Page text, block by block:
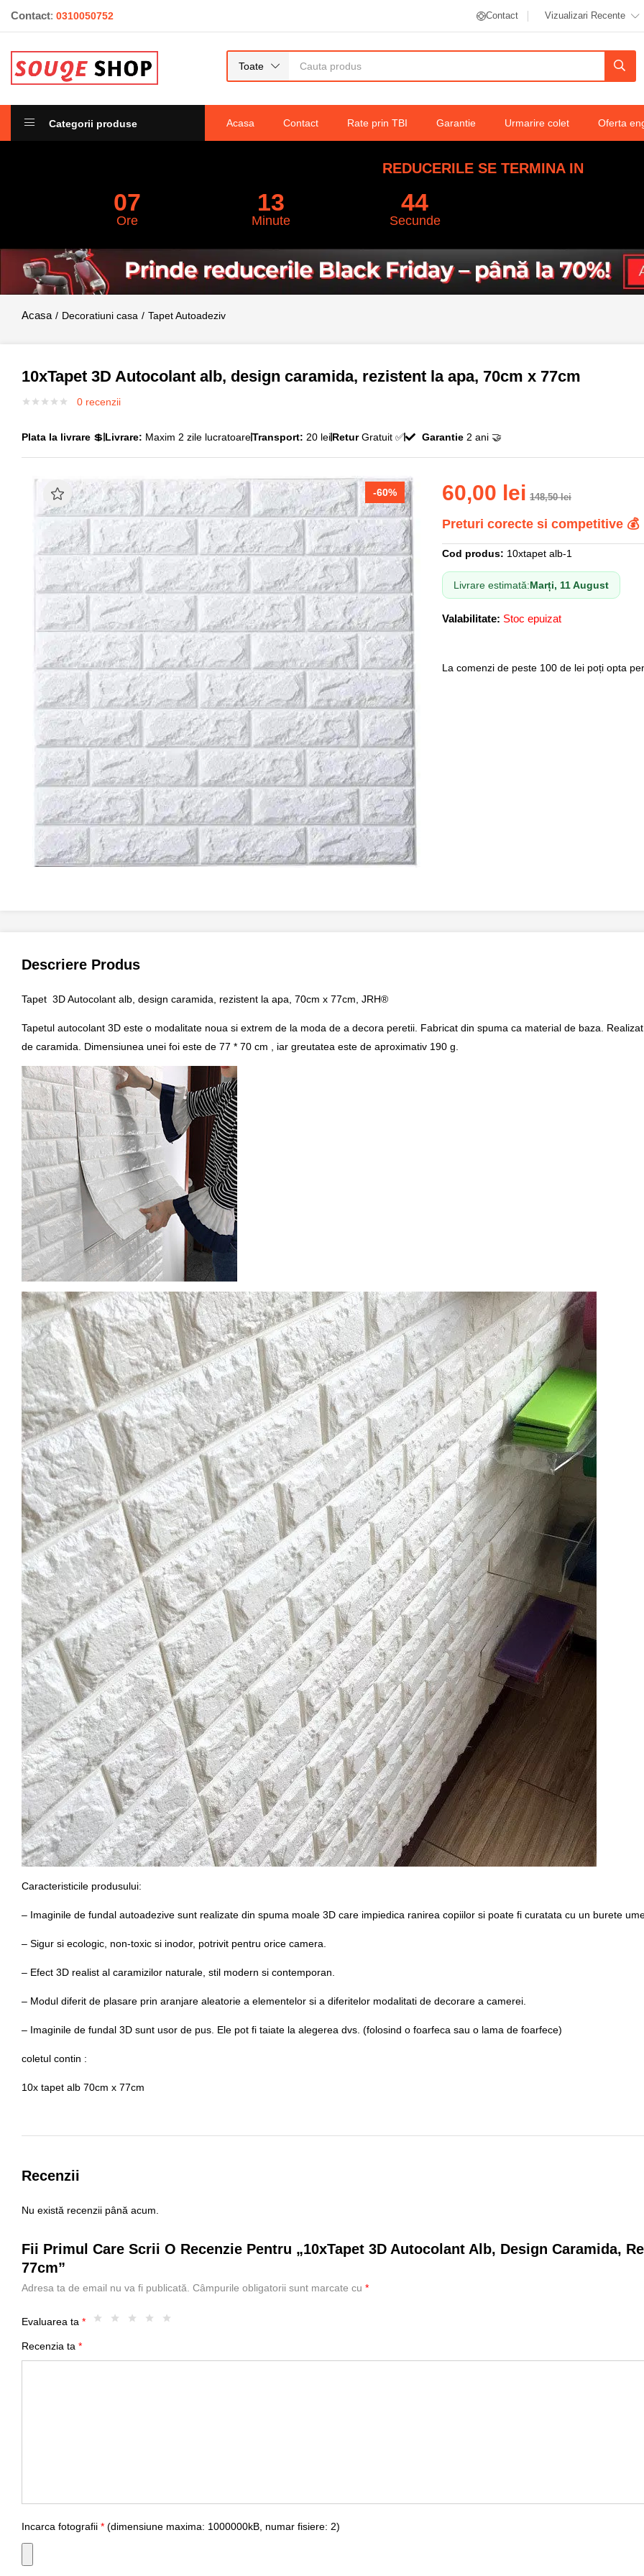
Contact: 0310050752 Contact Vizualizari Recente
Toate
Categorii produse Acasa Contact Rate prin TBI Garantie Urmarire colet Oferta
REDUCERILE SE TERMINA IN
07
Ore
13
Minute
43
Secunde
10xTapet 3D Autocolant alb, design caramida, rezistent la apa, 70cm x 77cm
Decoratiuni casa Tapet Autoadeziv
10xTapet 3D Autocolant alb, design caramida, rezistent la apa, 70cm x 77cm
0 recenzii
Plata la livrare 💲 Livrare: Maxim 2 zile lucratoareTransport: 20 leiReturGratuit ✅ Garantie2 ani 🤝
-60% 60,00 lei 148,50lei
Preturi corecte si competitive 💰
Cod produs: 10xtapet alb-1
Livrare estimată:Marți, 11 August
Valabilitate: Stoc epuizat
La comenzi de peste 100 de lei poți opta
Descriere Produs
Tapet 3D Autocolant alb, design caramida, rezistent la apa, 70cm x 77cm, JRH®
Tapetul autocolant 3D este o modalitate noua si extrem de la moda de a decora peretii. Fabricat din spuma ca material de baza.
de caramida. Dimensiunea unei foi este de 77 * 70 cm , iar greutatea este de aproximativ 190 g.
Caracteristicile produsului:
– Imaginile de fundal autoadezive sunt realizate din spuma moale 3D care impiedica ranirea copiilor si poate fi curatata cu un burete
– Sigur si ecologic, non-toxic si inodor, potrivit pentru orice camera.
– Efect 3D realist al caramizilor naturale, stil modern si contemporan.
– Modul diferit de plasare prin aranjare aleatorie a elementelor si a diferitelor modalitati de decorare a camerei.
– Imaginile de fundal 3D sunt usor de pus. Ele pot fi taiate la alegerea dvs. (folosind o foarfeca sau o lama de foarfece)
coletul contin :
10x tapet alb 70cm x 77cm
Recenzii
Nu există recenzii până acum.
Fii Primul Care Scrii O Recenzie Pentru „10xTapet 3D Autocolant Alb, Design Caramida,
77cm”
Adresa ta de email nu va fi publicată. Câmpurile obligatorii sunt marcate cu *
Evaluarea ta *
Recenzia ta *
Incarca fotografii * (dimensiune maxima: 1000000kB, numar fisiere: 2)